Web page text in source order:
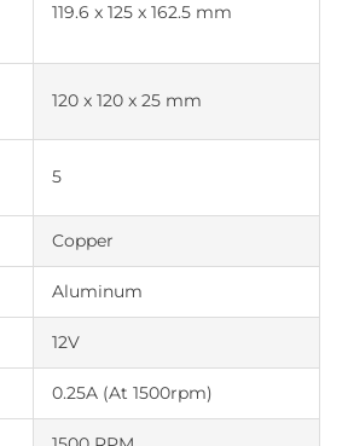
119.6 x 125 x 162.5 mm
120 x 120 x 25 mm
5
Copper
Aluminum
12V
0.25A (At 1500rpm)